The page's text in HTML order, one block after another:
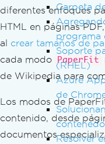
Carpeta
programa
Soporte
(RHEL)
Azure
de
Resolver
diferentes enfoques
HTML en páginas
al crear tamaños de
cada modo
PaperFit
de Wikipedia para
Los modos de
contenido, desde
documentos